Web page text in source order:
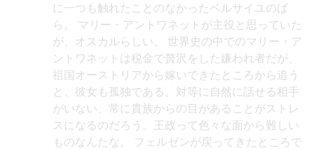
に一つも触れたことのなかったベルサイユのば
ら。 マリー・アントワネットが主役と思っていた
が、オスカルらしい。 世界史の中でのマリー・ア
ントワネットは税金で贅沢をした嫌われ者だが、
祖国オーストリアから嫁いできたところから追う
と、彼女も孤独である。対等に自然に話せる相手
がいない、常に貴族からの目があることがストレ
スになるのだろう。王政って色々な面から難しい
ものなんたな。 フェルゼンが戻ってきたところで